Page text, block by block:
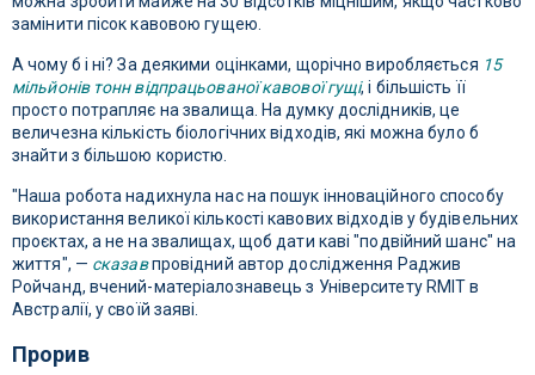
замінити пісок кавовою гущею.
А чому б і ні? За деякими оцінками, щорічно виробляється 15
мільйонів тонн відпрацьованої кавової гущі, і більшість її
просто потрапляє на звалища. На думку дослідників, це
величезна кількість біологічних відходів, які можна було б
знайти з більшою користю.
"Наша робота надихнула нас на пошук інноваційного способу
використання великої кількості кавових відходів у будівельних
проєктах, а не на звалищах, щоб дати каві "подвійний шанс" на
життя", — сказавпровідний автор дослідження Раджив
Ройчанд, вчений-матеріалознавець з Університету RMIT в
Австралії, у своїй заяві.
Прорив